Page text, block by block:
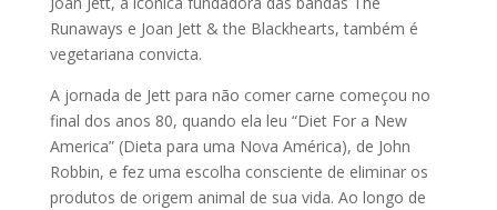
Runaways e Joan Jett & the Blackhearts, também é
vegetariana convicta.
A jornada de Jett para não comer carne começou no
final dos anos 80, quando ela leu “Diet For a New
America” (Dieta para uma Nova América), de John
Robbin, e fez uma escolha consciente de eliminar os
produtos de origem animal de sua vida. Ao longo de